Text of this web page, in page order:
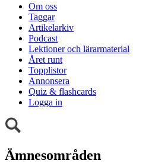
Om oss
Taggar
Artikelarkiv
Podcast
Lektioner och lärarmaterial
Året runt
Topplistor
Annonsera
Quiz & flashcards
Logga in
Ämnesområden